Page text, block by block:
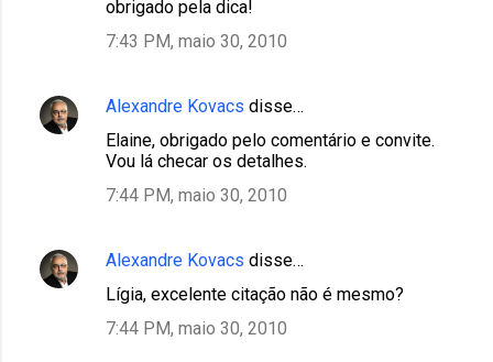
obrigado pela dica!
7:43 PM, maio 30, 2010
Alexandre Kovacs disse…
Elaine, obrigado pelo comentário e convite.
Vou lá checar os detalhes.
7:44 PM, maio 30, 2010
Alexandre Kovacs disse…
Lígia, excelente citação não é mesmo?
7:44 PM, maio 30, 2010